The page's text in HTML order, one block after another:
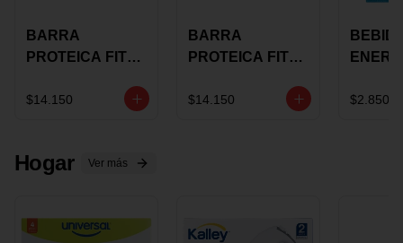
BARRA
PROTEICA FIT
CHOCOLATE X
$14.150
BARRA
PROTEICA FIT
GRS
$14.150
STACK 6G
$2.850
Hogar Ver más